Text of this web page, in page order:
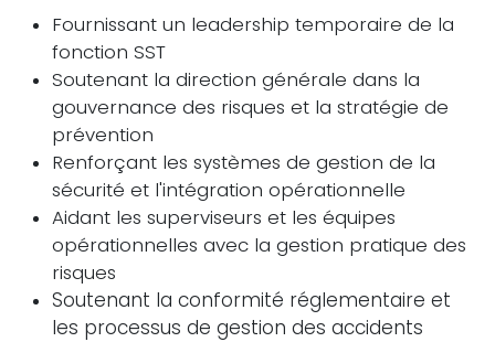
Fournissant un leadership temporaire de la
fonction SST
Soutenant la direction générale dans la
gouvernance des risques et la stratégie de
prévention
Renforçant les systèmes de gestion de la
sécurité et l'intégration opérationnelle
Aidant les superviseurs et les équipes
opérationnelles avec la gestion pratique des
risques
Soutenant la conformité réglementaire et
les processus de gestion des accidents